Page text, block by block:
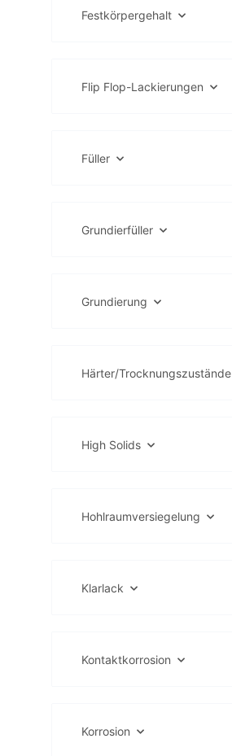
Festkörpergehalt
Flip Flop-Lackierungen
Füller
Grundierfüller
Grundierung
Härter/Trocknungszustände
High Solids
Hohlraumversiegelung
Klarlack
Kontaktkorrosion
Korrosion